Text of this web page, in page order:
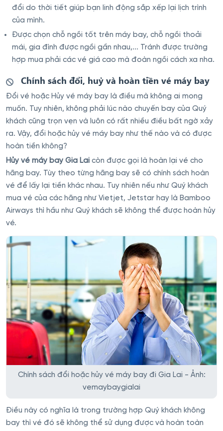
đổi do thời tiết giúp bạn linh động sắp xếp lại lịch trình
của mình.
Được chọn chỗ ngồi tốt trên máy bay, chỗ ngồi thoải
mái, gia đình được ngồi gần nhau,... Tránh được trường
hợp mua phải các vé giá cao mà đoàn ngồi cách xa nha.
Chính sách đổi, huỷ và hoàn tiền vé máy bay
Đổi vé hoặc Hủy vé máy bay là điều mà không ai mong
muốn. Tuy nhiên, không phải lúc nào chuyến bay của Quý
khách cũng trọn vẹn và luôn có rất nhiều điều bất ngờ xảy
ra. Vậy, đổi hoặc hủy vé máy bay như thế nào và có được
hoàn tiền không?
Hủy vé máy bay Gia Lai còn được gọi là hoàn lại vé cho
hãng bay. Tùy theo từng hãng bay sẽ có chính sách hoàn
vé để lấy lại tiền khác nhau. Tuy nhiên nếu như Quý khách
mua vé của các hãng như Vietjet, Jetstar hay là Bamboo
Airways thì hầu như Quý khách sẽ không thể được hoàn hủy
vé.
Chính sách đổi hoặc hủy vé máy bay đi Gia Lai - Ảnh:
vemaybaygialai
Điều này có nghĩa là trong trường hợp Quý khách không
bay thì vé đó sẽ không thể sử dụng được và hoàn toàn